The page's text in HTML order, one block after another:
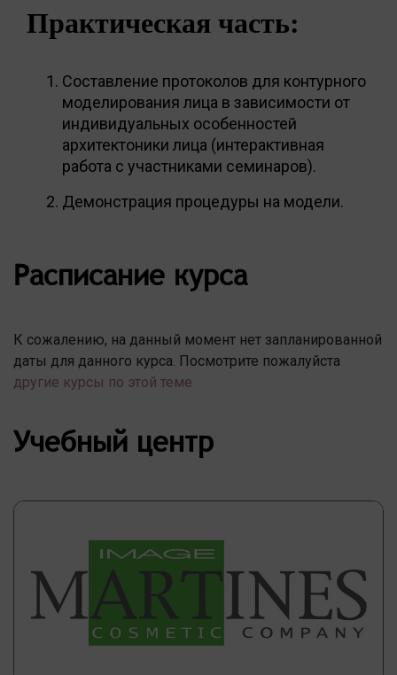
Практическая часть:
Составление протоколов для контурного
моделирования лица в зависимости от
индивидуальных особенностей
архитектоники лица (интерактивная
работа с участниками семинаров).
Демонстрация процедуры на модели.
Расписание курса
К сожалению, на данный момент нет запланированной
даты для данного курса. Посмотрите пожалуйста
другие курсы по этой теме
Учебный центр